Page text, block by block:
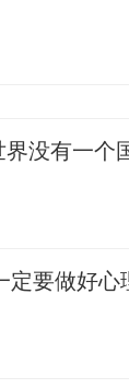
没有一个
定要做好心